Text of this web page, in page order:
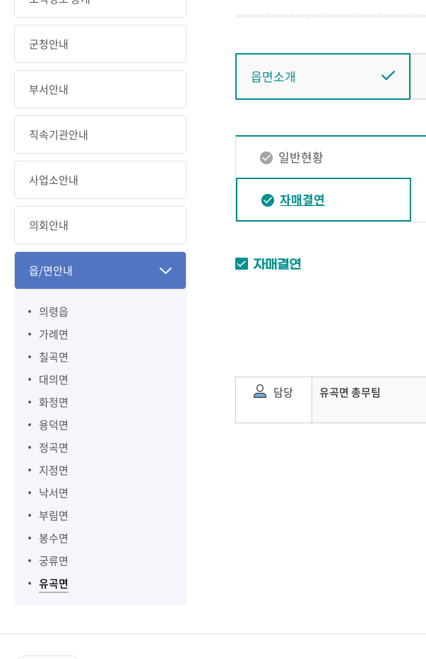
군청안내
부서안내
직속기관안내
사업소안내
의회안내
읍/면안내
의령읍
가례면
칠곡면
대의면
화정면
용덕면
정곡면
지정면
낙서면
부림면
봉수면
궁류면
유곡면
읍면소개
일반현황
자매결연
자매결연
담당 유곡면 총무팀